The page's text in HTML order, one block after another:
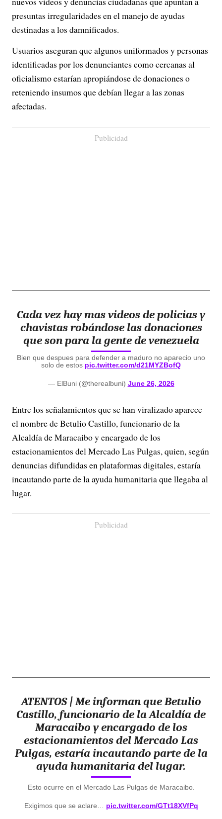
presuntas irregularidades en el manejo de ayudas
destinadas a los damnificados.
Usuarios aseguran que algunos uniformados y personas
identificadas por los denunciantes como cercanas al
oficialismo estarían apropiándose de donaciones o
reteniendo insumos que debían llegar a las zonas
afectadas.
Publicidad
Cada vez hay mas videos de policias y
chavistas robándose las donaciones
que son para la gente de venezuela
Bien que despues para defender a maduro no aparecio uno
solo de estos pic.twitter.com/d21MYZBofQ
— ElBuni (@therealbuni) June 26, 2026
Entre los señalamientos que se han viralizado aparece
el nombre de Betulio Castillo, funcionario de la
Alcaldía de Maracaibo y encargado de los
estacionamientos del Mercado Las Pulgas, quien, según
denuncias difundidas en plataformas digitales, estaría
incautando parte de la ayuda humanitaria que llegaba al
lugar.
Publicidad
ATENTOS | Me informan que Betulio
Castillo, funcionario de la Alcaldía de
Maracaibo y encargado de los
estacionamientos del Mercado Las
Pulgas, estaría incautando parte de la
ayuda humanitaria del lugar.
Esto ocurre en el Mercado Las Pulgas de Maracaibo.
Exigimos que se aclare… pic.twitter.com/GTt18XVfPq